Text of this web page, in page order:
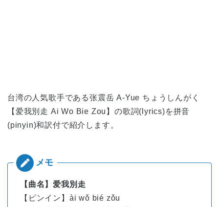
台湾の人気歌手である张震岳 A-Yue ちょうしんがく
【爱我別走 Ai Wo Bie Zou】の歌詞(lyrics)を拼音
(pinyin)和訳付で紹介します。
【曲名】爱我別走
【ピンイン】ài wǒ bié zǒu